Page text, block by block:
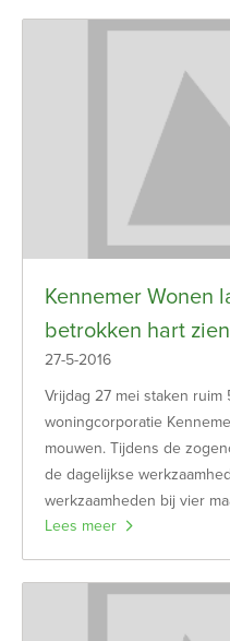
Kennemer Wonen
betrokken hart zien
27-5-2016
Vrijdag 27 mei staken
woningcorporatie
mouwen. Tijdens de
de dagelijkse
werkzaamheden bij vier
Lees meer